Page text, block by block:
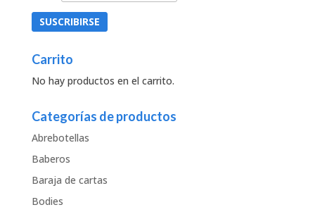
Carrito
No hay productos en el carrito.
Categorías de productos
Abrebotellas
Baberos
Baraja de cartas
Bodies